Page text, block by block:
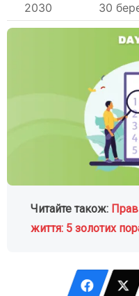
2030
30
Читайте також:
життя: 5 золотих